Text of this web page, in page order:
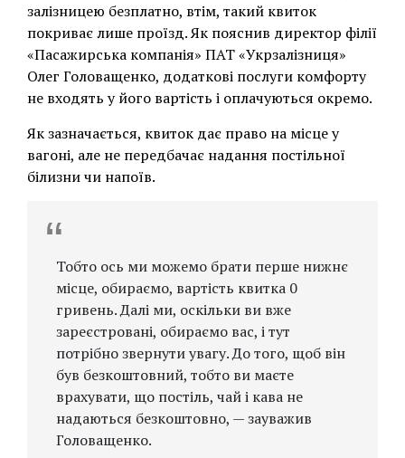
залізницею безплатно, втім, такий квиток
покриває лише проїзд. Як пояснив директор філії
«Пасажирська компанія» ПАТ «Укрзалізниця»
Олег Головащенко, додаткові послуги комфорту
не входять у його вартість і оплачуються окремо.
Як зазначається, квиток дає право на місце у
вагоні, але не передбачає надання постільної
білизни чи напоїв.
Тобто ось ми можемо брати перше нижнє
місце, обираємо, вартість квитка 0
гривень. Далі ми, оскільки ви вже
зареєстровані, обираємо вас, і тут
потрібно звернути увагу. До того, щоб він
був безкоштовний, тобто ви маєте
врахувати, що постіль, чай і кава не
надаються безкоштовно, — зауважив
Головащенко.